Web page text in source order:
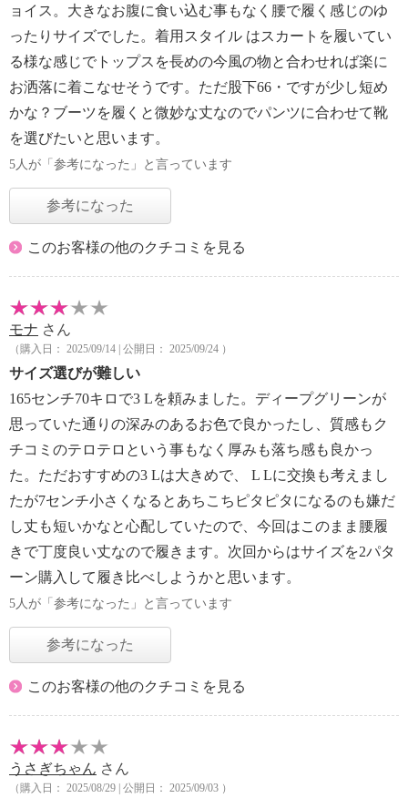
ョイス。大きなお腹に食い込む事もなく腰で履く感じのゆ
ったりサイズでした。着用スタイル はスカートを履いてい
る様な感じでトップスを長めの今風の物と合わせれば楽に
お洒落に着こなせそうです。ただ股下66・ですが少し短め
かな？ブーツを履くと微妙な丈なのでパンツに合わせて靴
を選びたいと思います。
5人が「参考になった」と言っています
参考になった
このお客様の他のクチコミを見る
モナ さん
（購入日： 2025/09/14 | 公開日： 2025/09/24 ）
サイズ選びが難しい
165センチ70キロで3 Lを頼みました。ディープグリーンが
思っていた通りの深みのあるお色で良かったし、質感もク
チコミのテロテロという事もなく厚みも落ち感も良かっ
た。ただおすすめの3 Lは大きめで、 L Lに交換も考えまし
たが7センチ小さくなるとあちこちピタピタになるのも嫌だ
し丈も短いかなと心配していたので、今回はこのまま腰履
きで丁度良い丈なので履きます。次回からはサイズを2パタ
ーン購入して履き比べしようかと思います。
5人が「参考になった」と言っています
参考になった
このお客様の他のクチコミを見る
うさぎちゃん さん
（購入日： 2025/08/29 | 公開日： 2025/09/03 ）